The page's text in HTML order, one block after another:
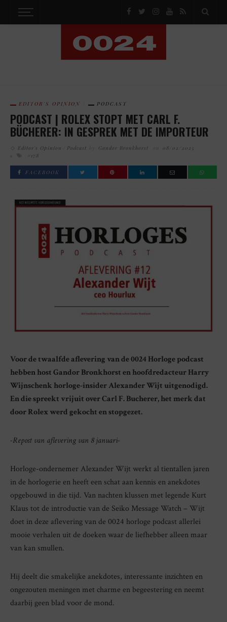
EDITOR'S OPINION PODCAST
PODCAST | ROLEX STOPT MET CARL F.
BÜCHERER: IN GESPREK MET DE IMPORTEUR
Editor's Opinion Podcast Gandor Bronkhorst
08/02/2025
#178
FACEBOOK
Voor de twaalfde aflevering van de 0024 Horloge podcast
hebben host Gandor Bronkhorst en hoofdredacteur Harry
Wijnschenk horloge-insider Alexander Wijt uitgenodigd.
En die spreekt vrijuit over Carl F. Bucherer, het merk dat
door Rolex werd gekocht en stopgezet.
-Repost van aflevering van 8 januari-
Horloge-ondernemer Alexander Wijt werkt al tientallen jaren
in de horlogerie en heeft een schat aan kennis en anekdotes
opgebouwd in die tijd. Van nachten klussen met legende Kurt
Klaus tot de introductie van de Seiko Message Watch – Wijt
doet in deze aflevering van de 0024 horloge podcast allerlei
mooie verhalen uit de doeken waar de liefhebber alleen maar
van kan smullen.
Hij deelt die smakelijke anekdotes, interessante inzichten en
ongezouten meningen met charme en begeestering en neemt
daarbij geen blad voor de mond.